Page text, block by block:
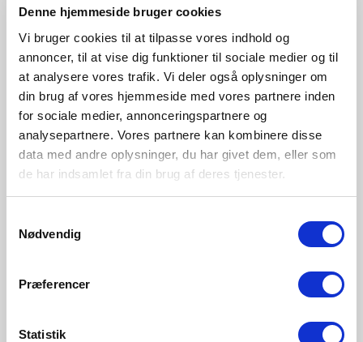
Denne hjemmeside bruger cookies
Vi bruger cookies til at tilpasse vores indhold og
annoncer, til at vise dig funktioner til sociale medier og til
at analysere vores trafik. Vi deler også oplysninger om
din brug af vores hjemmeside med vores partnere inden
for sociale medier, annonceringspartnere og
analysepartnere. Vores partnere kan kombinere disse
data med andre oplysninger, du har givet dem, eller som
de har indsamlet fra din brug af deres tjenester.
Nødvendig
Præferencer
Statistik
Oui, est équipé d’une source de lumière dimmable
intégrée pour gradateur mural
Température de couleur (K)
3000/4000
Luminosité de l’éclairage (Lumen)
550.0
Protection IP
IP44
Zone
Intérieur
Matière première
Noir